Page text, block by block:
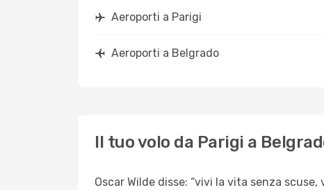
Aeroporti a Parigi
Aeroporti a Belgrado
Il tuo volo da Parigi a
Oscar Wilde disse: “vivi la vita senza